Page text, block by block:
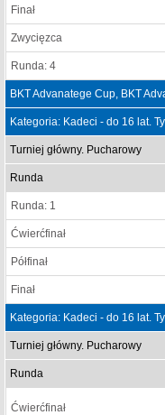
Finał
Zwycięzca
Runda: 4
BKT Advanatege Cup, BKT
Kategoria: Kadeci - do 16 lat.
Turniej główny. Pucharowy
Runda
Runda: 1
Ćwierćfinał
Półfinał
Finał
Kategoria: Kadeci - do 16 lat.
Turniej główny. Pucharowy
Runda
Ćwierćfinał